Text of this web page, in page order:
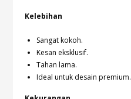
Kelebihan
Sangat kokoh.
Kesan eksklusif.
Tahan lama.
Ideal untuk desain premium.